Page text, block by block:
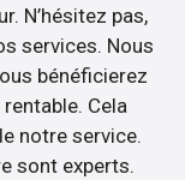
N’hésitez pas,
services. Nous
bénéficierez
Cela
notre service.
sont experts.